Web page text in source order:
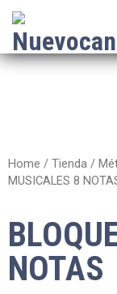
Home / Tienda /
MUSICALES 8
NOTAS